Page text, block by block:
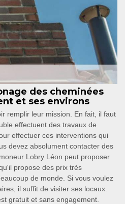
des cheminées
et ses environs
remplir leur mission. En fait, il faut
effectuent des travaux de
effectuer ces interventions qui
devez absolument contacter des
Lobry Léon peut proposer
propose des prix très
de monde. Si vous voulez
il suffit de visiter ses locaux.
gratuit et sans engagement.